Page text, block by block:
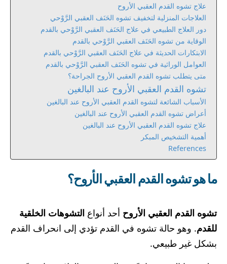
علاج تشوه القدم العقبي الأروح
العلاجات المنزلية لتخفيف تشوه الحَنَف العقبي الرَّوْحي
دور العلاج الطبيعي في علاج الحَنَف العقبي الرَّوْحي بالقدم
الوقاية من تشوه الحَنَف العقبي الرَّوْحي بالقدم
الابتكارات الحديثة في علاج الحَنَف العقبي الرَّوْحي بالقدم
العوامل الوراثية في تشوه الحَنَف العقبي الرَّوْحي بالقدم
متى يتطلب تشوه القدم العقبي الأروح الجراحة؟
تشوه القدم العقبي الأروح عند البالغين
الأسباب الشائعة لتشوه القدم العقبي الأروح عند البالغين
أعراض تشوه القدم العقبي الأروح عند البالغين
علاج تشوه القدم العقبي الأروح عند البالغين
أهمية التشخيص المبكر
References
ما هو تشوه القدم العقبي الأروح؟
تشوه القدم العقبي الأروح أحد أنواع التشوهات الخلقية
للقدم. وهو حالة تشوه في القدم تؤدي إلى انحراف القدم
بشكل غير طبيعي.